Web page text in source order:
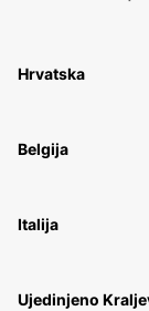
Hrvatska
Belgija
Italija
Ujedinjeno